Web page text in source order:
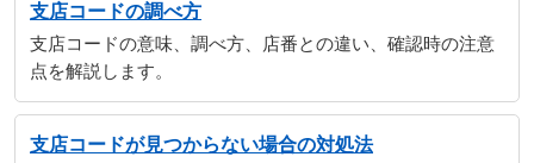
支店コードの調べ方
支店コードの意味、調べ方、店番との違い、確認時の注意
点を解説します。
支店コードが見つからない場合の対処法